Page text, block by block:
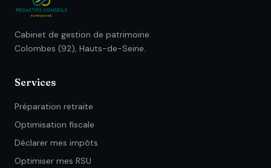
Cabinet de gestion de patrimoine.
Colombes (92), Hauts-de-Seine.
Services
Préparation retraite
Optimisation fiscale
Déclarer mes impôts
Optimiser mes RSU